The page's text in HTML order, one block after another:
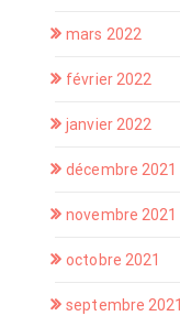
mars 2022
février 2022
janvier 2022
décembre 2021
novembre 2021
octobre 2021
septembre 2021